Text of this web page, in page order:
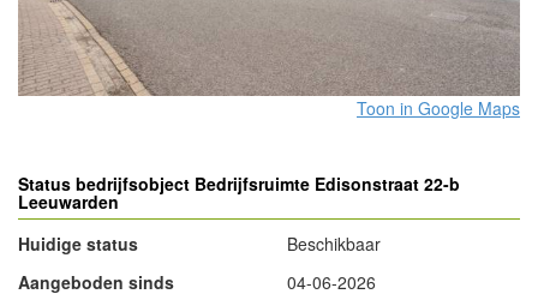
Toon in Google Maps
Status bedrijfsobject Bedrijfsruimte Edisonstraat 22-b
Leeuwarden
Huidige status
Beschikbaar
Aangeboden sinds
04-06-2026